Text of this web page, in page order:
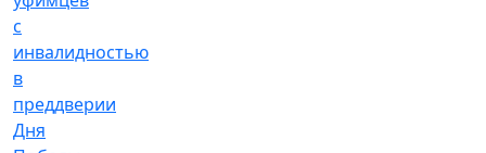
с
инвалидностью
в
преддверии
Дня